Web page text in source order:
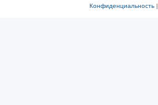
Конфиденциальность|